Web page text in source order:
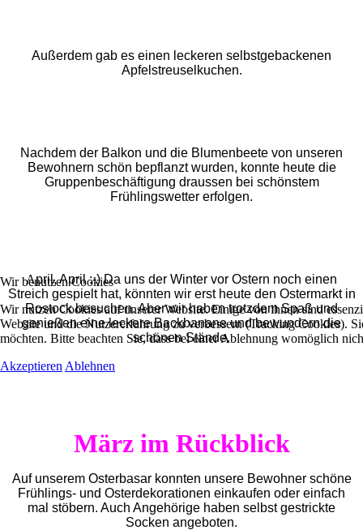
Außerdem gab es einen leckeren selbstgebackenen
Apfelstreuselkuchen.
Nachdem der Balkon und die Blumenbeete von unseren
Bewohnern schön bepflanzt wurden, konnte heute die
Gruppenbeschäftigung draussen bei schönstem
Frühlingswetter erfolgen.
April, April :-) Da uns der Winter vor Ostern noch einen
Streich gespielt hat, könnten wir erst heute den Ostermarkt in
Rostock besuchen. Aber wir haben trotzdem Spaß und
genießen eine leckere Backbanane und bewundern die
schönen Stände.
März im Rückblick
Auf unserem Osterbasar konnten unsere Bewohner schöne
Frühlings- und Osterdekorationen einkaufen oder einfach
mal stöbern. Auch Angehörige haben selbst gestrickte
Socken angeboten.
Wir benutzen Cookies
Wir nutzen Cookies auf unserer Website. Einige von ihnen sind
Website und die Nutzererfahrung zu verbessern (Tracking Cookies).
möchten. Bitte beachten Sie, dass bei einer Ablehnung womöglich
Akzeptieren Ablehnen